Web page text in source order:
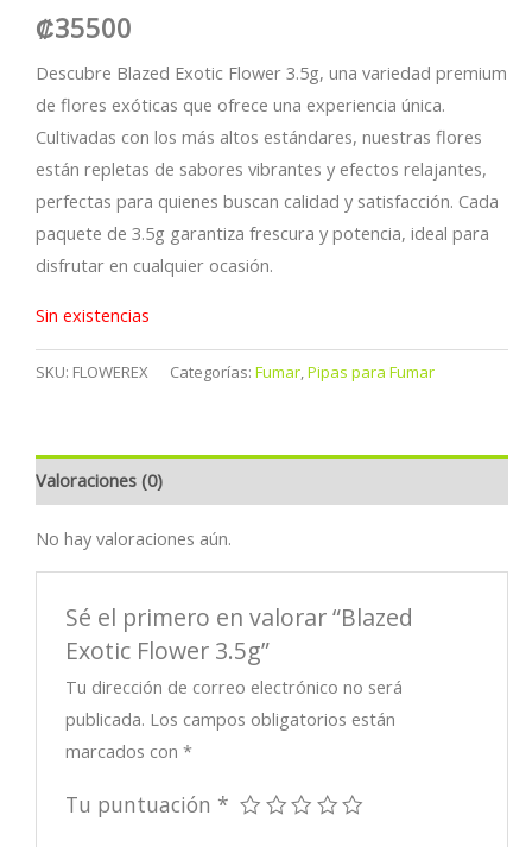
₡35500
Descubre Blazed Exotic Flower 3.5g, una variedad premium
de flores exóticas que ofrece una experiencia única.
Cultivadas con los más altos estándares, nuestras flores
están repletas de sabores vibrantes y efectos relajantes,
perfectas para quienes buscan calidad y satisfacción. Cada
paquete de 3.5g garantiza frescura y potencia, ideal para
disfrutar en cualquier ocasión.
Sin existencias
SKU: FLOWEREX Categorías: Fumar,Pipas para Fumar
Valoraciones (0)
No hay valoraciones aún.
Sé el primero en valorar “Blazed
Exotic Flower 3.5g”
Tu dirección de correo electrónico no será
publicada. Los campos obligatorios están
marcados con*
Tu puntuación *